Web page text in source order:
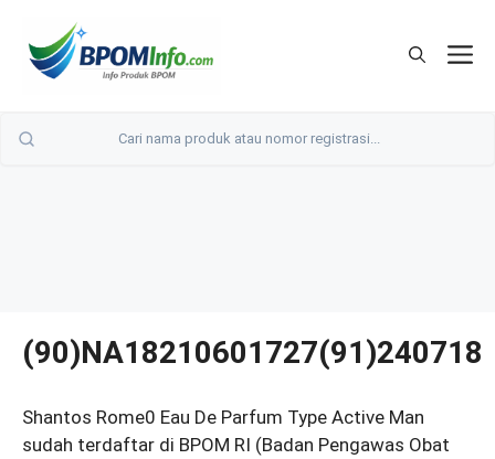
(90)NA18210601727(91)240718
Shantos Rome0 Eau De Parfum Type Active Man
sudah terdaftar di BPOM RI (Badan Pengawas Obat